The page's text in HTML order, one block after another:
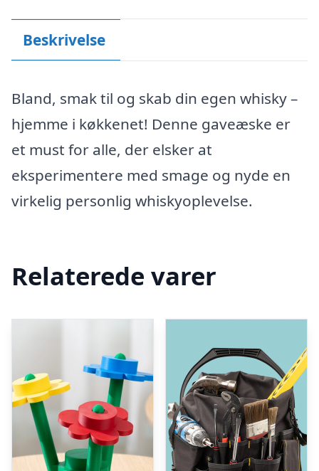
Beskrivelse
Bland, smak til og skab din egen whisky –
hjemme i køkkenet! Denne gaveæske er
et must for alle, der elsker at
eksperimentere med smage og nyde en
virkelig personlig whiskyoplevelse.
Relaterede varer